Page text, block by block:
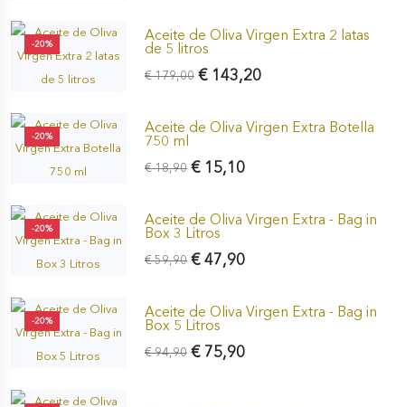
-20%
Aceite de Oliva Virgen Extra 2 latas
de 5 litros
€ 143,20
€ 179,00
-20%
Aceite de Oliva Virgen Extra Botella
750 ml
€ 15,10
€ 18,90
-20%
Aceite de Oliva Virgen Extra - Bag in
Box 3 Litros
€ 47,90
€ 59,90
-20%
Aceite de Oliva Virgen Extra - Bag in
Box 5 Litros
€ 75,90
€ 94,90